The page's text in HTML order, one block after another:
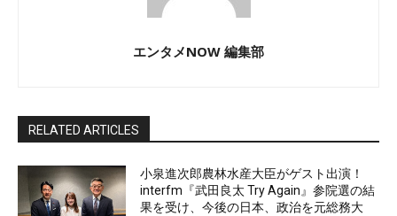
エンタメNOW 編集部
RELATED ARTICLES
小泉進次郎農林水産大臣がゲスト出演！
interfm『武田良太 Try Again』参院選の結
果を受け、今後の日本、政治を元総務大